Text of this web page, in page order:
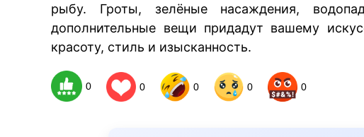
рыбу. Гроты, зелёные насаждения,
дополнительные вещи придадут вашему
красоту, стиль и изысканность.
0 0 0 0 0